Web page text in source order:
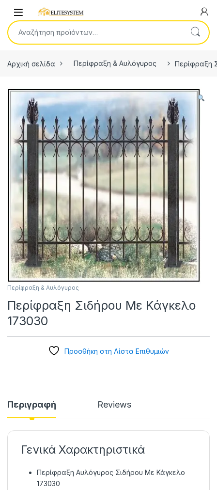
Open
Αναζήτηση για:
Αρχική σελίδα Περίφραξη & Αυλόγυρος Περίφραξη
Περίφραξη & Αυλόγυρος
Περίφραξη Σιδήρου Με Κάγκελο
173030
Προσθήκη στη Λίστα Επιθυμιών
Περιγραφή Reviews
Γενικά Χαρακτηριστικά
Περίφραξη Αυλόγυρος Σιδήρου Με Κάγκελο
173030